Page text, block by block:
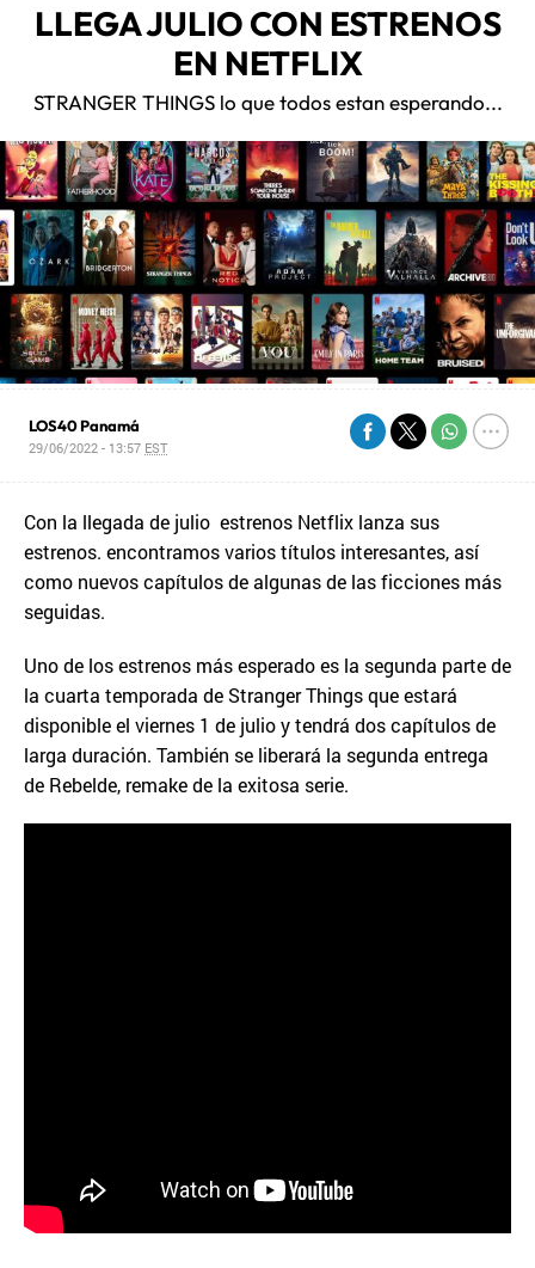
LLEGA JULIO CON ESTRENOS
EN NETFLIX
STRANGER THINGS lo que todos estan esperando...
LOS40 Panamá
29/06/2022 - 13:57 EST
Con la llegada de julio estrenos Netflix lanza sus
estrenos. encontramos varios títulos interesantes, así
como nuevos capítulos de algunas de las ficciones más
seguidas.
Uno de los estrenos más esperado es la segunda parte de
la cuarta temporada de Stranger Things que estará
disponible el viernes 1 de julio y tendrá dos capítulos de
larga duración. También se liberará la segunda entrega
de Rebelde, remake de la exitosa serie.